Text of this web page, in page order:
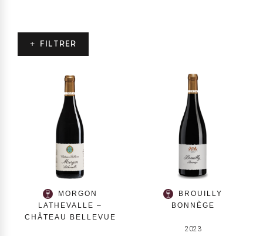
+ FILTRER
MORGON
LATHEVALLE –
CHÂTEAU BELLEVUE
BROUILLY
BONNÈGE
2023